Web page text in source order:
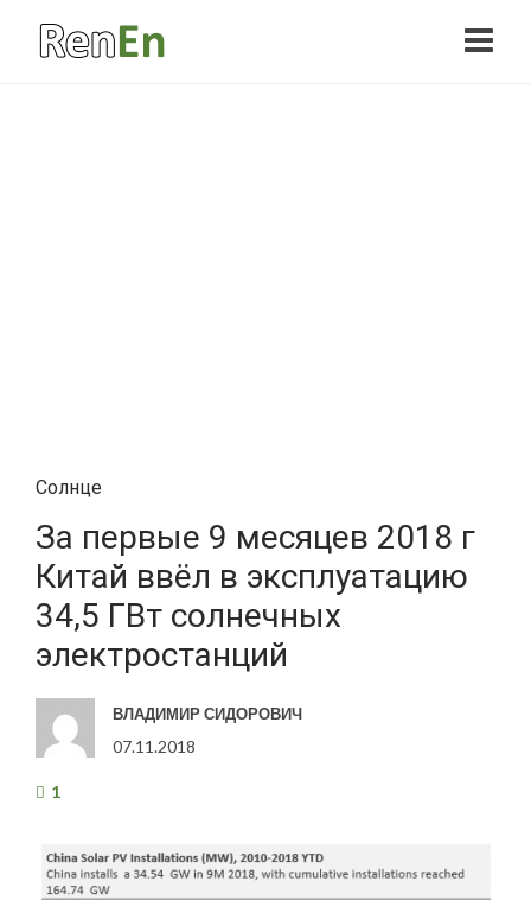
Солнце
За первые 9 месяцев 2018 г
Китай ввёл в эксплуатацию
34,5 ГВт солнечных
электростанций
ВЛАДИМИР СИДОРОВИЧ
07.11.2018
1